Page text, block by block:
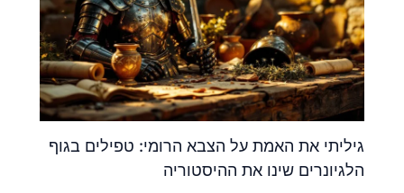
גיליתי את האמת על הצבא הרומי: טפילים בגוף
הלגיונרים שינו את ההיסטוריה